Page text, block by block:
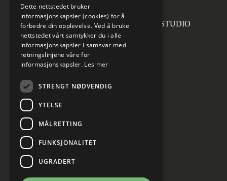
Forsidefoto: RASMUS HJORTSHOJ STUDIO
Cookies innstillinger
Dette nettstedet bruker
informasjonskapsler (cookies) for å
forbedre din opplevelse. Ved å bruke
nettstedet vårt samtykker du i alle
informasjonskapsler i samsvar med
retningslinjene våre for
informasjonskapsler. Les mer
STRENGT NØDVENDIG
YTELSE
MÅLRETTING
FUNKSJONALITET
UGRADERT